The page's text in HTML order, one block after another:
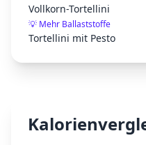
Vollkorn-Tortellini
💡 Mehr Ballaststoffe
Tortellini mit Pesto